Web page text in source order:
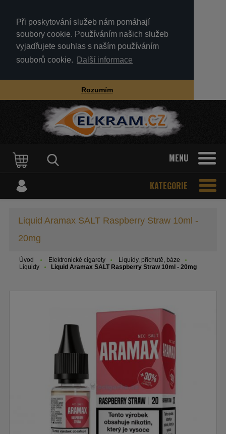
Při poskytování služeb nám pomáhají
soubory cookie. Používáním našich služeb
vyjadřujete souhlas s naším používáním
souborů cookie.
Další informace
Rozumím
MENU
KATEGORIE
Liquid Aramax SALT Raspberry Straw 10ml -
20mg
Úvod Elektronické cigarety
Liquidy, příchutě, báze
Liquidy
Liquid Aramax SALT Raspberry Straw 10ml - 20mg